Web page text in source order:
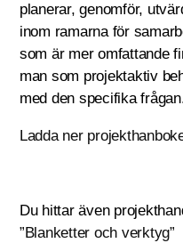
planerar, genomför,
inom ramarna för
som är mer omfattande
man som projektaktiv
med den specifika
Ladda ner
Du hittar även
”Blanketter och verktyg”